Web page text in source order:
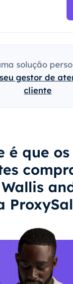
solução
gestor de
cliente
é que os